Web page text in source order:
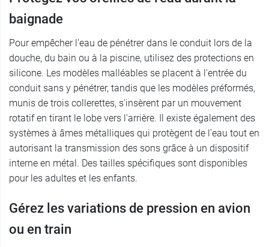
baignade
Pour empêcher l'eau de pénétrer dans le conduit lors de la
douche, du bain ou à la piscine, utilisez des protections en
silicone. Les modèles malléables se placent à l'entrée du
conduit sans y pénétrer, tandis que les modèles préformés,
munis de trois collerettes, s'insèrent par un mouvement
rotatif en tirant le lobe vers l'arrière. Il existe également des
systèmes à âmes métalliques qui protègent de l'eau tout en
autorisant la transmission des sons grâce à un dispositif
interne en métal. Des tailles spécifiques sont disponibles
pour les adultes et les enfants.
Gérez les variations de pression en avion
ou en train